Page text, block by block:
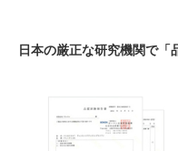
日本の厳正な研究機関で「